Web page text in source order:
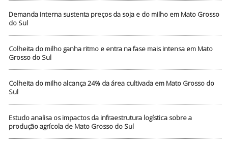
Demanda interna sustenta preços da soja e do milho em Mato Grosso
do Sul
Colheita do milho ganha ritmo e entra na fase mais intensa em Mato
Grosso do Sul
Colheita do milho alcança 24% da área cultivada em Mato Grosso do
Sul
Estudo analisa os impactos da infraestrutura logística sobre a
produção agrícola de Mato Grosso do Sul